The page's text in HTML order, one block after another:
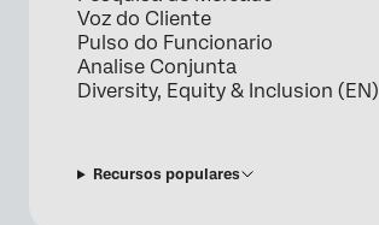
Voz do Cliente
Pulso do Funcionario
Analise Conjunta
Diversity, Equity & Inclusion (EN)
Recursos populares